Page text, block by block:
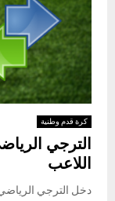
كرة قدم وطنية
الترجي
اللاعب
دخل الترجي